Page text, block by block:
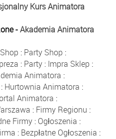
Kurs Animatora
-Akademia Animatora
: Party Shop :
: Party : Impra Sklep :
Animatora :
: Hurtownia Animatora :
Animatora :
: Firmy Regionu :
Firmy: Ogłoszenia :
: Bezpłatne Ogłoszenia :